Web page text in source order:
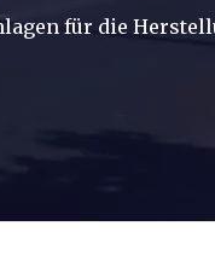
für die